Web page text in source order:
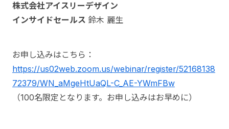
株式会社アイスリーデザイン
インサイドセールス 鈴木 麗生
お申し込みはこちら：
https://us02web.zoom.us/webinar/register/52168138
72379/WN_aMgeHtUaQL-C_AE-YWmFBw
（100名限定となります。お申し込みはお早めに）